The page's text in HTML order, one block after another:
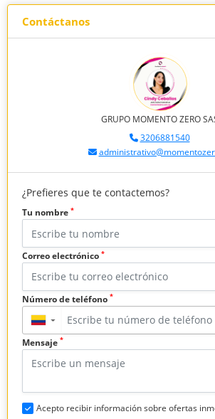
Contáctanos
GRUPO MOMENTO ZERO
3206881540
¿Prefieres que te contactemos?
Tu nombre *
Correo electrónico *
Número de teléfono *
▼
Mensaje *
Acepto recibir información sobre ofertas